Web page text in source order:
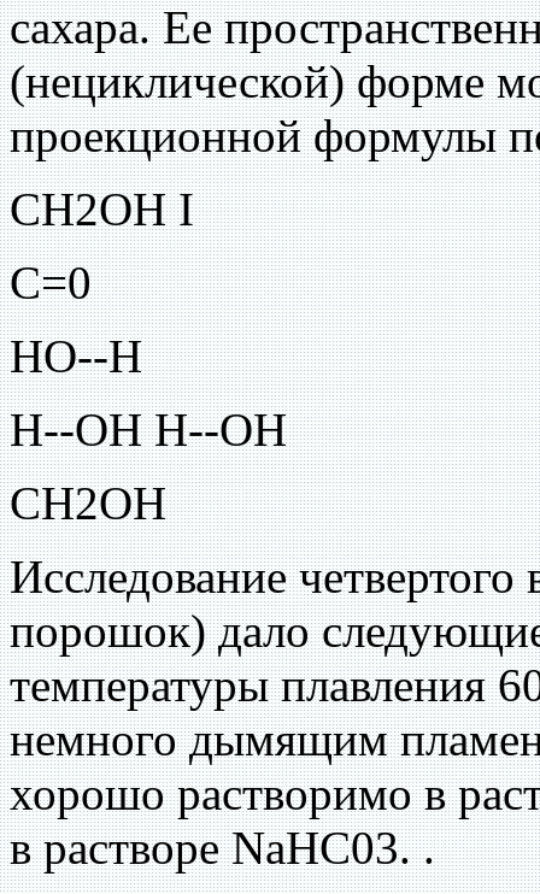
сахара. Ее
(нециклической) форме
проекционной формулы
СН2ОН I
С=0
НО--Н
Н--ОН Н--ОН
СН2ОН
Исследование
порошок) дало
температуры плавления
немного дымящим
хорошо растворимо в
в растворе NaHC03. .